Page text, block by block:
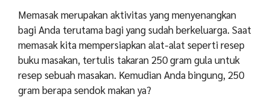
Memasak merupakan aktivitas yang menyenangkan
bagi Anda terutama bagi yang sudah berkeluarga. Saat
memasak kita mempersiapkan alat-alat seperti resep
buku masakan, tertulis takaran 250 gram gula untuk
resep sebuah masakan. Kemudian Anda bingung, 250
gram berapa sendok makan ya?